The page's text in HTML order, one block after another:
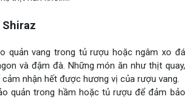
quản vang trong tủ rượu hoặc ngâm xo đá
và đậm đà. Những món ăn như thịt quay,
nhận hết được hương vị của rượu vang.
quản trong hầm hoặc tủ rượu để đảm bảo